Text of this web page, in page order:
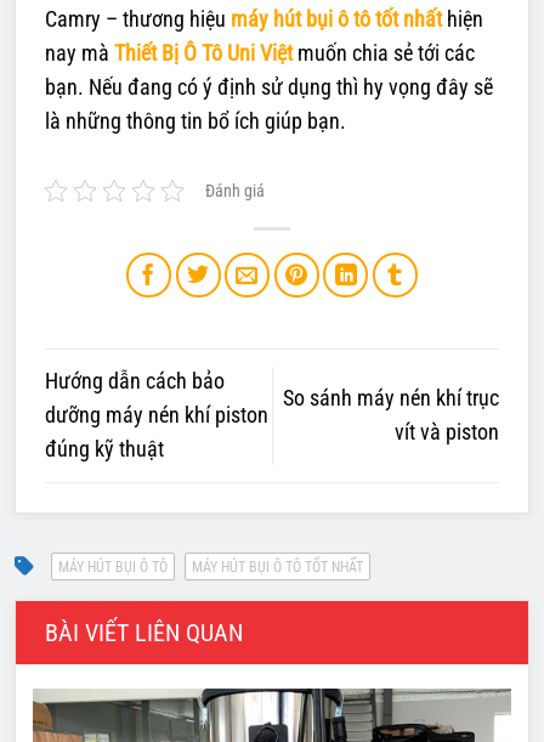
Camry – thương hiệu máy hút bụi ô tô tốt nhấthiện
nay mà Thiết Bị Ô Tô Uni Việtmuốn chia sẻ tới các
bạn. Nếu đang có ý định sử dụng thì hy vọng đây sẽ
là những thông tin bổ ích giúp bạn.
Đánh giá
Hướng dẫn cách bảo
dưỡng máy nén khí piston
đúng kỹ thuật
So sánh máy nén khí trục
vít và piston
BÀI VIẾT LIÊN QUAN